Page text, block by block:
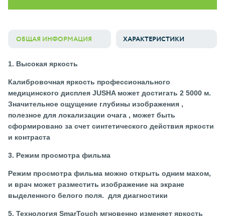
ОБЩАЯ ИНФОРМАЦИЯ ХАРАКТЕРИСТИКИ
1. Высокая яркость
Калибровочная яркость профессионального
медицинского дисплея JUSHA может достигать 2 5000 м.
Значительное ощущение глубины изображения ,
полезное для локализации очага , может быть
сформировано за счет синтетического действия яркости
и контраста
3. Режим просмотра фильма
Режим просмотра фильма можно открыть одним махом,
и врач может разместить изображение на экране
выделенного белого поля. для диагностики
5. Технология SmarTouch мгновенно изменяет яркость